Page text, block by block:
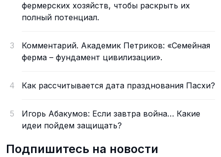
фермерских хозяйств, чтобы раскрыть их
полный потенциал.
3
Комментарий. Академик Петриков: «Семейная
ферма – фундамент цивилизации».
4 Как рассчитывается дата празднования Пасхи?
5
Игорь Абакумов: Если завтра война… Какие
идеи пойдем защищать?
Подпишитесь на новости